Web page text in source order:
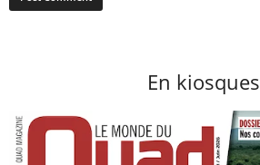
En kiosques